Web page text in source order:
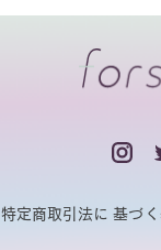
特定商取引法に 基づ